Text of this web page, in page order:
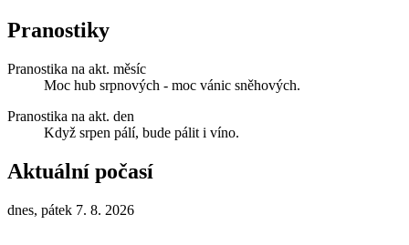
Pranostiky
Pranostika na akt. měsíc
Moc hub srpnových - moc vánic sněhových.
Pranostika na akt. den
Když srpen pálí, bude pálit i víno.
Aktuální počasí
dnes, pátek 7. 8. 2026